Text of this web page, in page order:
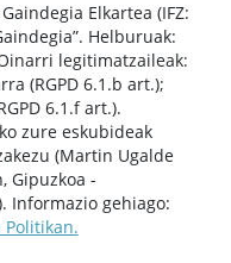
Elkartea (IFZ:
Helburuak:
legitimatzaileak:
(RGPD 6.1.b art.);
6.1.f art.).
zure eskubideak
(Martin Ugalde
Gipuzkoa -
Informazio gehiago: